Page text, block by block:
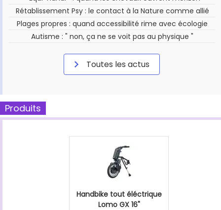
Rétablissement Psy : le contact à la Nature comme allié
Plages propres : quand accessibilité rime avec écologie
Autisme : " non, ça ne se voit pas au physique "
Toutes les actus
Produits
Handbike tout éléctrique
Lomo GX 16"